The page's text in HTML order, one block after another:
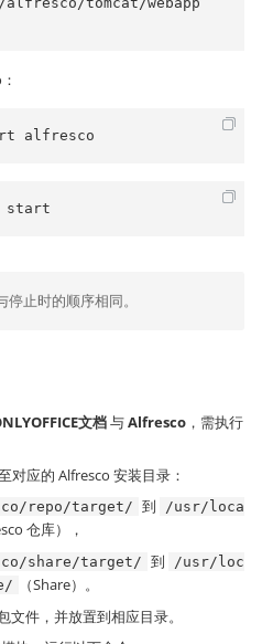
alfresco
start
止时的顺序相同。
文档与Alfresco ，需执行
对应的 Alfresco 安装目录：
repo/target/ 到
/usr/loca
仓库），
share/target/ 到
/usr/loc
（Share）。
文件，并放置到相应目录。